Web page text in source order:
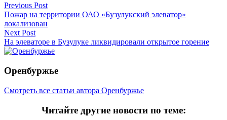
Навигация
по
записям
Previous Post
Пожар на территории ОАО «Бузулукский элеватор»
локализован
Next Post
На элеваторе в Бузулуке ликвидировали открытое горение
Оренбуржье
Смотреть все статьи автора Оренбуржье
Читайте другие новости по теме: